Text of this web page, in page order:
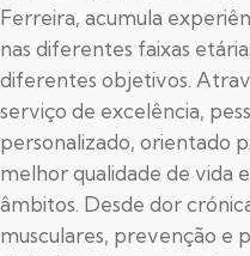
Ferreira, acumula
nas diferentes faixas
diferentes objetivos.
serviço de excelência,
personalizado, orientado
melhor qualidade de vida
âmbitos. Desde dor
musculares, prevenção e